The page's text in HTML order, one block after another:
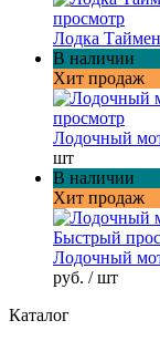
просмотр
Лодка
В наличии
Хит продаж
просмотр
Лодочный
шт
В наличии
Хит продаж
Быстрый
Лодочный
руб. / шт
Каталог